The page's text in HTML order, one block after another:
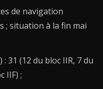
de navigation
; situation à la fin mai
: 31 (12 du bloc IIR, 7 du
IIF) ;